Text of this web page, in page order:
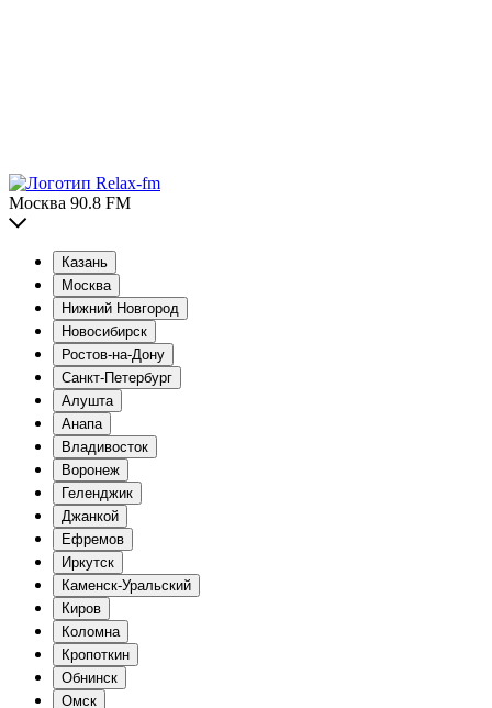
Москва 90.8 FM
Казань
Москва
Нижний Новгород
Новосибирск
Ростов-на-Дону
Санкт-Петербург
Алушта
Анапа
Владивосток
Воронеж
Геленджик
Джанкой
Ефремов
Иркутск
Каменск-Уральский
Киров
Коломна
Кропоткин
Обнинск
Омск